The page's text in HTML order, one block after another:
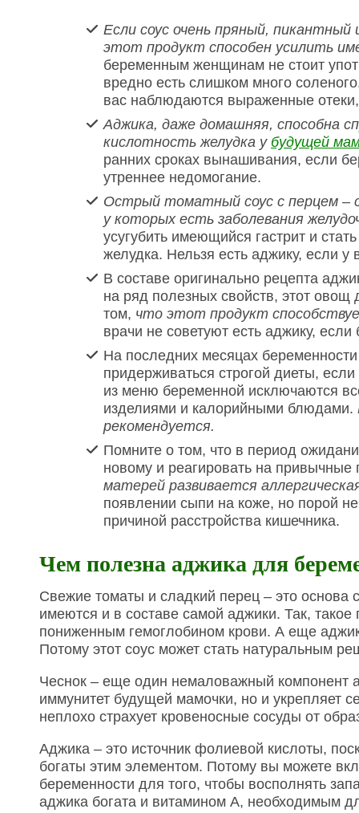
Если соус очень пряный,
этот продукт способен усилить
беременным женщинам не стоит
вредно есть слишком много
вас наблюдаются выраженные
Аджика, даже домашняя, способна
кислотность желудка у будущей
ранних сроках вынашивания, если
утреннее недомогание.
Острый томатный соус с перцем –
у которых есть заболевания
усугубить имеющийся гастрит и
желудка. Нельзя есть аджику, если у
В составе оригинально рецепта
на ряд полезных свойств, этот
том, что этот продукт
врачи не советуют есть аджику,
На последних месяцах
придерживаться строгой диеты,
из меню беременной исключаются
изделиями и калорийными блюдами.
рекомендуется.
Помните о том, что в период
новому и реагировать на
матерей развивается
появлении сыпи на коже, но порой
причиной расстройства кишечника.
Чем полезна аджика для
Свежие томаты и сладкий перец – это основа
имеются и в составе самой аджики. Так,
пониженным гемоглобином крови. А еще
Потому этот соус может стать натуральным
Чеснок – еще один немаловажный компонент
иммунитет будущей мамочки, но и укрепляет
неплохо страхует кровеносные сосуды от
Аджика – это источник фолиевой кислоты,
богаты этим элементом. Потому вы можете
беременности для того, чтобы восполнять
аджика богата и витамином А, необходимым